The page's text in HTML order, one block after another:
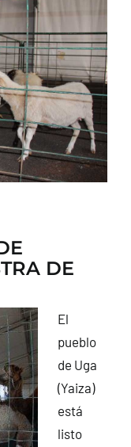
DE
El
pueblo
de Uga
(Yaiza)
está
listo